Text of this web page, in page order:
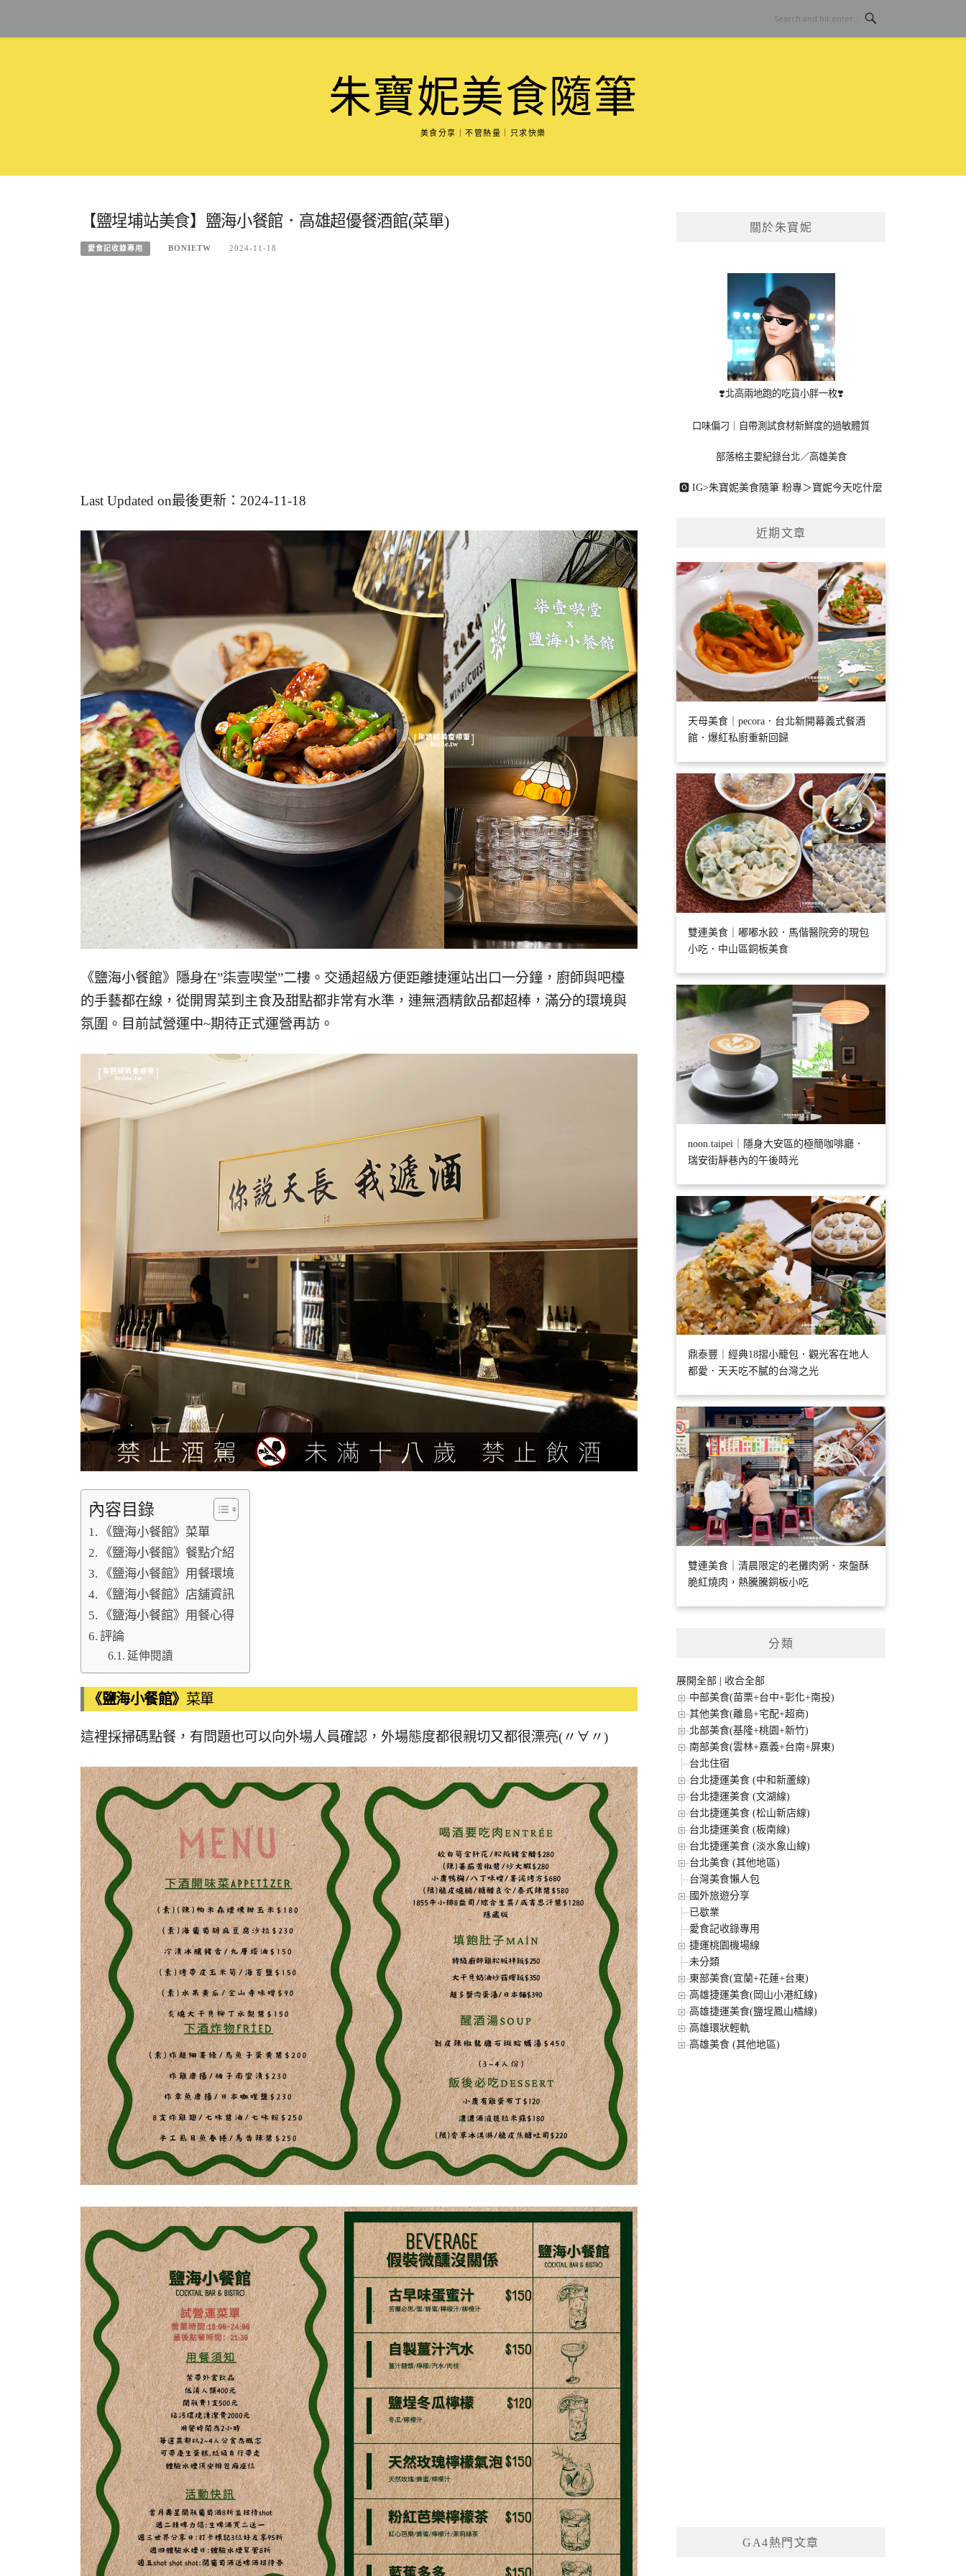
content
朱寶妮美食隨筆
美食分享｜不管熱量｜只求快樂
【鹽埕埔站美食】鹽海小餐館．高雄超優餐酒館(菜單)
愛食記收錄專用 BONIETW 2024-11-18
Last Updated on最後更新：2024-11-18
《鹽海小餐館》隱身在”柒壹喫堂”二樓。交通超級方便距離捷運站出口一分鐘，廚師與吧檯
的手藝都在線，從開胃菜到主食及甜點都非常有水準，連無酒精飲品都超棒，滿分的環境與
氛圍。目前試營運中~期待正式運營再訪。
內容目錄
《鹽海小餐館》菜單
《鹽海小餐館》餐點介紹
《鹽海小餐館》用餐環境
《鹽海小餐館》店舖資訊
《鹽海小餐館》用餐心得
評論
延伸閱讀
《鹽海小餐館》 菜單
這裡採掃碼點餐，有問題也可以向外場人員確認，外場態度都很親切又都很漂亮(〃∀〃)
關於朱寶妮
❣️北高兩地跑的吃貨小胖一枚❣️
口味偏刁｜自帶測試食材新鮮度的過敏體質
部落格主要紀錄台北／高雄美食
🅾 IG>朱寶妮美食隨筆 粉專＞寶妮今天吃什麼
近期文章
天母美食｜pecora．台北新開幕義式餐酒
館．爆紅私廚重新回歸
雙連美食｜嘟嘟水餃．馬偕醫院旁的現包
小吃．中山區銅板美食
noon.taipei｜隱身大安區的極簡咖啡廳．
瑞安街靜巷內的午後時光
鼎泰豐｜經典18摺小籠包．觀光客在地人
都愛．天天吃不膩的台灣之光
雙連美食｜清晨限定的老攤肉粥．來盤酥
脆紅燒肉，熱騰騰銅板小吃
分類
展開全部
收合全部
中部美食(苗栗+台中+彰化+南投)
其他美食(離島+宅配+超商)
北部美食(基隆+桃園+新竹)
南部美食(雲林+嘉義+台南+屏東)
台北住宿
台北捷運美食 (中和新蘆線)
台北捷運美食 (文湖線)
台北捷運美食 (松山新店線)
台北捷運美食 (板南線)
台北捷運美食 (淡水象山線)
台北美食 (其他地區)
台灣美食懶人包
國外旅遊分享
已歇業
愛食記收錄專用
捷運桃園機場線
未分類
東部美食(宜蘭+花蓮+台東)
高雄捷運美食(岡山小港紅線)
高雄捷運美食(鹽埕鳳山橘線)
高雄環狀輕軌
高雄美食 (其他地區)
GA4熱門文章